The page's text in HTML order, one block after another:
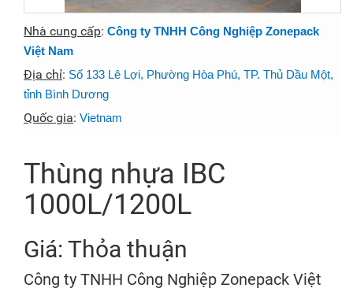
Nhà cung cấp: Công ty TNHH Công Nghiệp Zonepack
Việt Nam
Địa chỉ: Số 133 Lê Lợi, Phường Hòa Phú, TP. Thủ Dầu Một,
tỉnh Bình Dương
Quốc gia: Vietnam
Thùng nhựa IBC
1000L/1200L
Giá: Thỏa thuận
Công ty TNHH Công Nghiệp Zonepack Việt